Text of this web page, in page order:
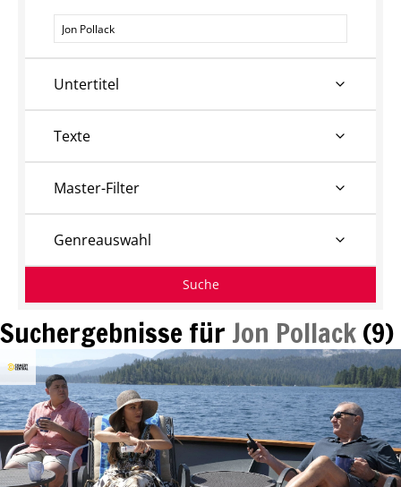
Suchergebnisse für Jon Pollack(9)
Personen
Untertitel
Texte
Master-Filter
Genreauswahl
Suche